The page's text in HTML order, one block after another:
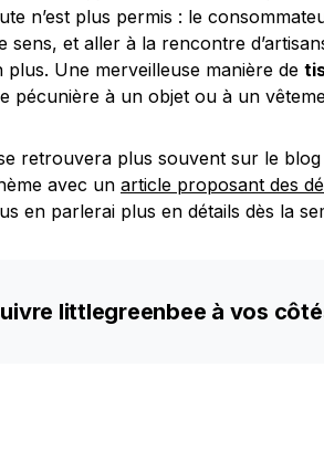
n’est plus permis : le
sens, et aller à la rencontre
Une merveilleuse manière de
pécunière à un objet ou à un
retrouvera plus souvent sur le
avec un article proposant des
en parlerai plus en détails dès la
littlegreenbee à vos